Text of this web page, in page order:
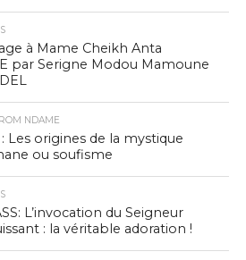
à Mame Cheikh Anta
par Serigne Modou Mamoune
NDAME
: Les origines de la mystique
ou soufisme
L’invocation du Seigneur
: la véritable adoration !